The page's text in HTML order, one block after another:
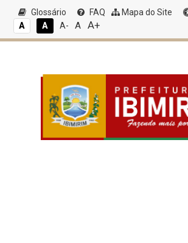
Glossário FAQ Mapa do Site
A
A A- A A+